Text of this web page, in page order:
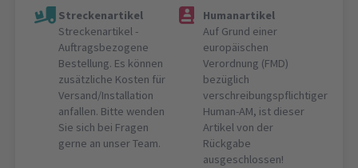
Streckenartikel
Streckenartikel -
Auftragsbezogene
Bestellung. Es können
zusätzliche Kosten für
Versand/Installation
anfallen. Bitte wenden
Sie sich bei Fragen
gerne an unser Team.
Humanartikel
Auf Grund einer
europäischen
Verordnung (FMD)
bezüglich
verschreibungspflichtiger
Human-AM, ist dieser
Artikel von der
Rückgabe
ausgeschlossen!